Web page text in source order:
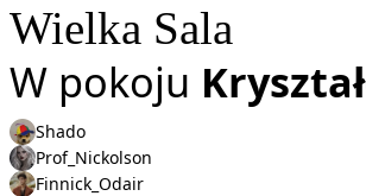
Wielka Sala
W pokoju
Shado
Prof_Nickolson
Finnick_Odair